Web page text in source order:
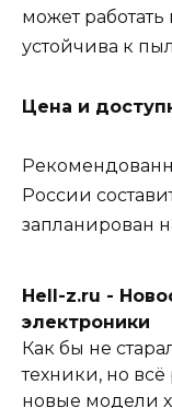
может
устойчива к
Цена и
России
запланирован
Hell-z.ru -
электроники
Как бы не
техники, но
новые модели